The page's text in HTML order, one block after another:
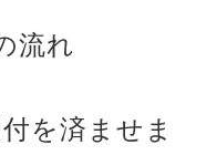
流れ
を済ませま